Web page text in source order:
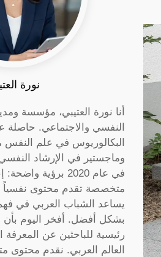
نورة
أنا نورة العتيبي، مؤسسة
النفسي والاجتماعي. حاصلة
البكالوريوس في علم
وماجستير في الإرشاد
في عام 2020 برؤية
متخصصة تقدم محتوى نفسياً
يساعد الشباب العربي في فهم
بشكل أفضل. أفخر اليوم
رئيسية للباحثين عن المعرفة
العالم العربي. نقدم محتوى